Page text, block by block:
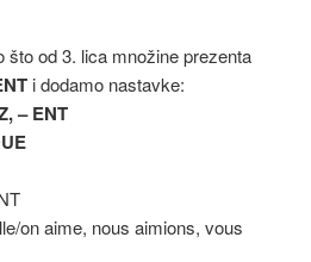
što od 3. lica množine prezenta
i dodamo nastavke:
– ENT
on aime, nous aimions, vous